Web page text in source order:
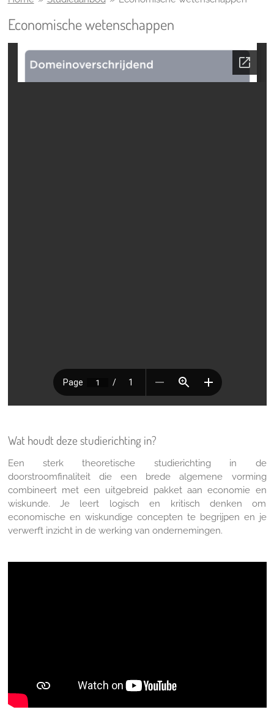
Economische wetenschappen
Wat houdt deze studierichting in?
Een sterk theoretische studierichting in de
doorstroomfinaliteit die een brede algemene vorming
combineert met een uitgebreid pakket aan economie en
wiskunde. Je leert logisch en kritisch denken om
economische en wiskundige concepten te begrijpen en je
verwerft inzicht in de werking van ondernemingen.